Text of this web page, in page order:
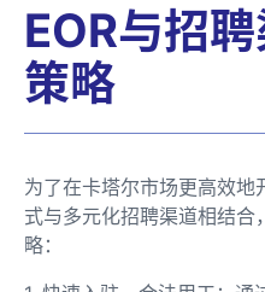
EOR与招
策略
为了在卡塔尔市场更高效地
式与多元化招聘渠道相结合
略：